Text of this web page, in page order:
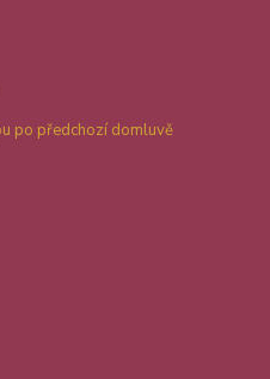
po předchozí domluvě